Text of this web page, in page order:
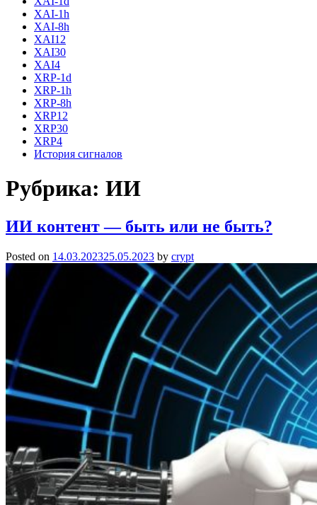
XAI-1h
XAI-8h
XAI12
XAI30
XAI4
XRP-1d
XRP-1h
XRP-8h
XRP12
XRP30
XRP4
История сигналов
Рубрика: ИИ
ИИ контент — быть или не быть?
Posted on 14.03.202325.05.2023 by crypt